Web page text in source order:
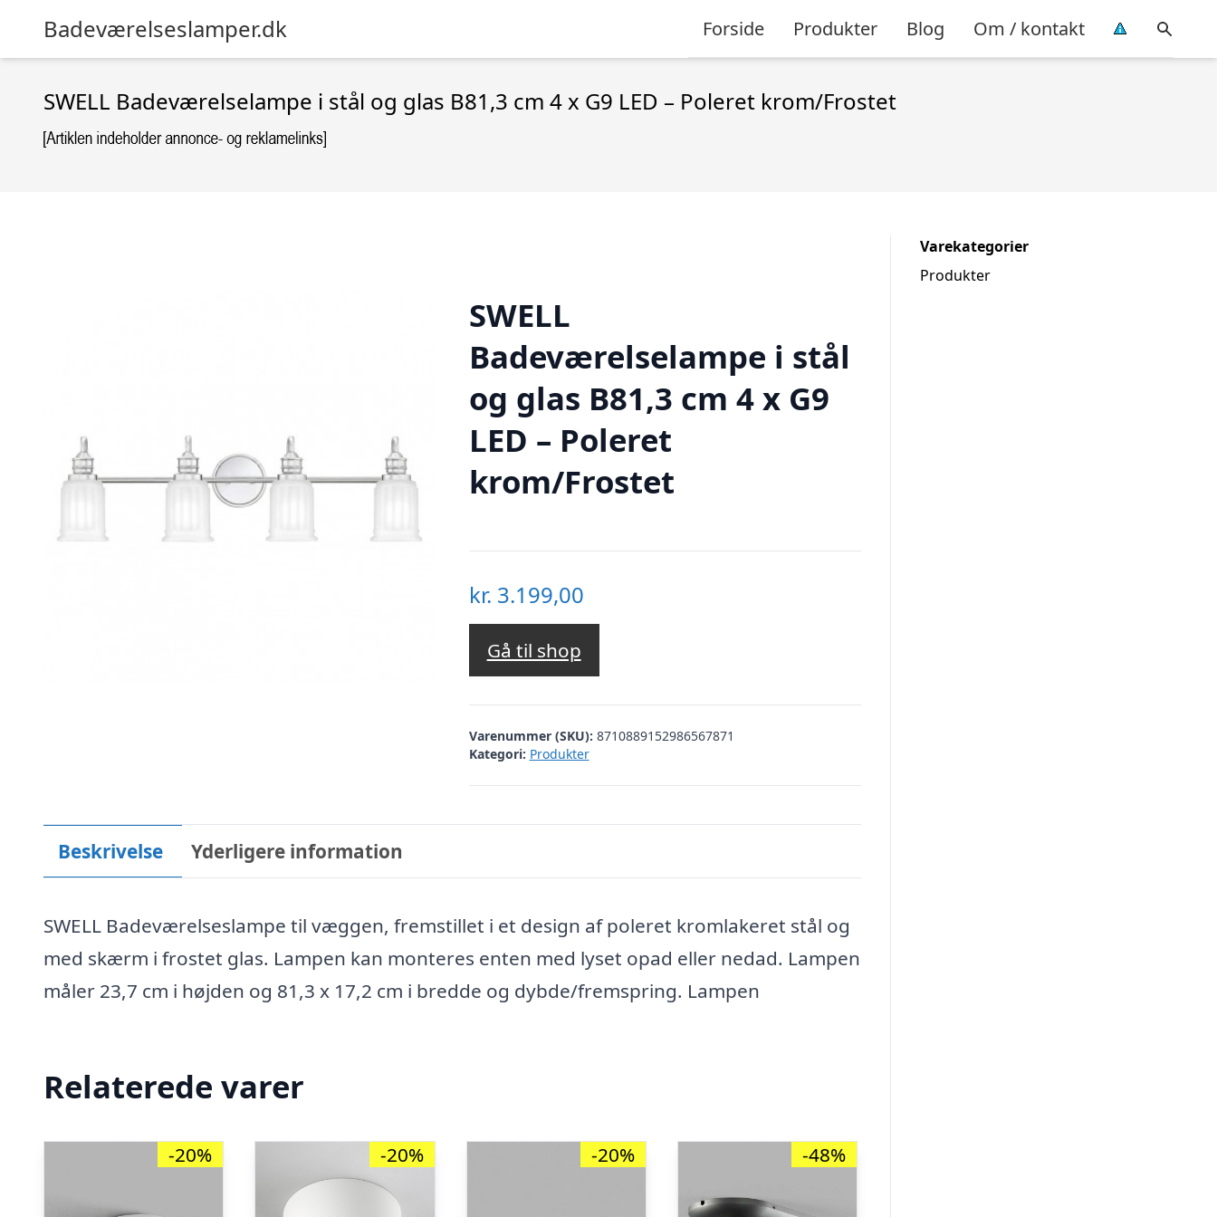
Badeværelseslamper.dk Forside Produkter Blog Om / kontakt
SWELL Badeværelselampe i stål og glas B81,3 cm 4 x G9 LED – Poleret krom/Frostet
SWELL
Badeværelselampe i stål
og glas B81,3 cm 4 x G9
LED – Poleret
krom/Frostet
kr. 3.199,00
Gå til shop
Varenummer (SKU): 8710889152986567871
Kategori: Produkter
Beskrivelse Yderligere information
SWELL Badeværelseslampe til væggen, fremstillet i et design af poleret kromlakeret stål og
med skærm i frostet glas. Lampen kan monteres enten med lyset opad eller nedad. Lampen
måler 23,7 cm i højden og 81,3 x 17,2 cm i bredde og dybde/fremspring. Lampen
Relaterede varer
-20% -20% -20% -48%
Varekategorier
Produkter